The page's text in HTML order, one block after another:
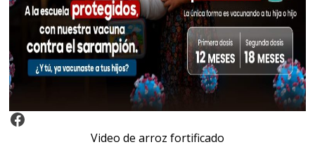
Video Arroz Fortificado
Video de arroz fortificado